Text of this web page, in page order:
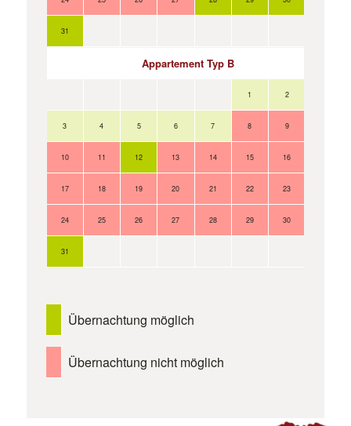
31
Appartement Typ B
1 2
3 4 5 6 7 8 9
10 11 12 13 14 15 16
17 18 19 20 21 22 23
24 25 26 27 28 29 30
31
Übernachtung möglich
Übernachtung nicht möglich